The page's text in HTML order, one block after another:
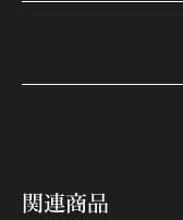
関連商品